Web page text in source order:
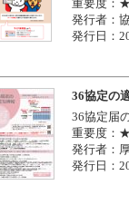
重要度
発行者：
発行日：
36協定の
36協定届
重要度
発行者：
発行日：